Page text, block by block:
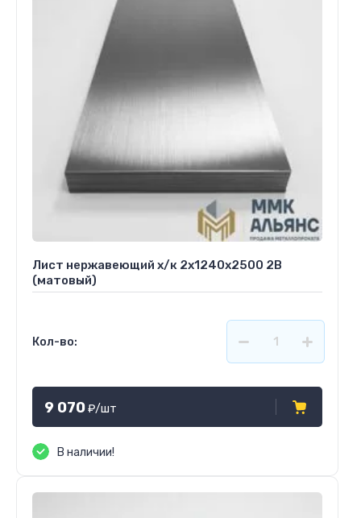
Лист нержавеющий х/к 2х1240х2500 2B
(матовый)
Кол-во:
9 070₽/шт
В наличии!